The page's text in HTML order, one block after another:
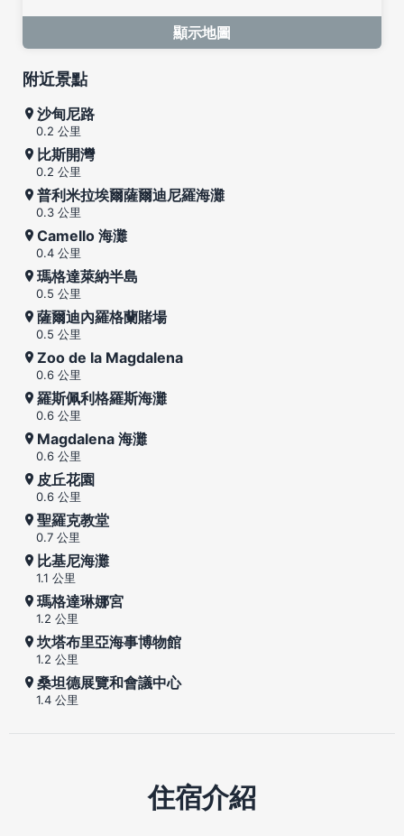
顯示地圖
附近景點
沙甸尼路
0.2 公里
比斯開灣
0.2 公里
普利米拉埃爾薩爾迪尼羅海灘
0.3 公里
Camello 海灘
0.4 公里
瑪格達萊納半島
0.5 公里
薩爾迪內羅格蘭賭場
0.5 公里
Zoo de la Magdalena
0.6 公里
羅斯佩利格羅斯海灘
0.6 公里
Magdalena 海灘
0.6 公里
皮丘花園
0.6 公里
聖羅克教堂
0.7 公里
比基尼海灘
1.1 公里
瑪格達琳娜宮
1.2 公里
坎塔布里亞海事博物館
1.2 公里
桑坦德展覽和會議中心
1.4 公里
住宿介紹